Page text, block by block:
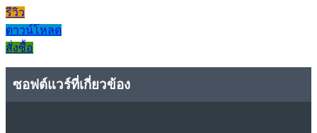
รีวิว
ดาวน์โหลด
สั่งซื้อ
ซอฟต์แวร์ที่เกี่ยวข้อง